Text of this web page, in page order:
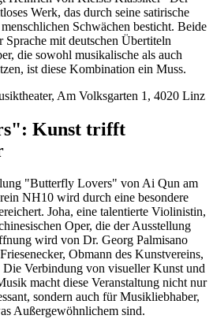
Werk, das durch seine satirische
Schwächen besticht. Beide
Sprache mit deutschen Übertiteln
die sowohl musikalische als auch
ist diese Kombination ein Muss.
Am Volksgarten 1, 4020 Linz
Kunst trifft
"Butterfly Lovers" von Ai Qun am
NH10 wird durch eine besondere
Joha, eine talentierte Violinistin,
Oper, die der Ausstellung
wird von Dr. Georg Palmisano
Obmann des Kunstvereins,
Verbindung von visueller Kunst und
macht diese Veranstaltung nicht nur
sondern auch für Musikliebhaber,
Außergewöhnlichem sind.